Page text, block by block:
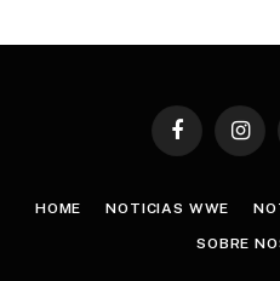
Facebook
HOME NOTICIAS WWE
SOBRE